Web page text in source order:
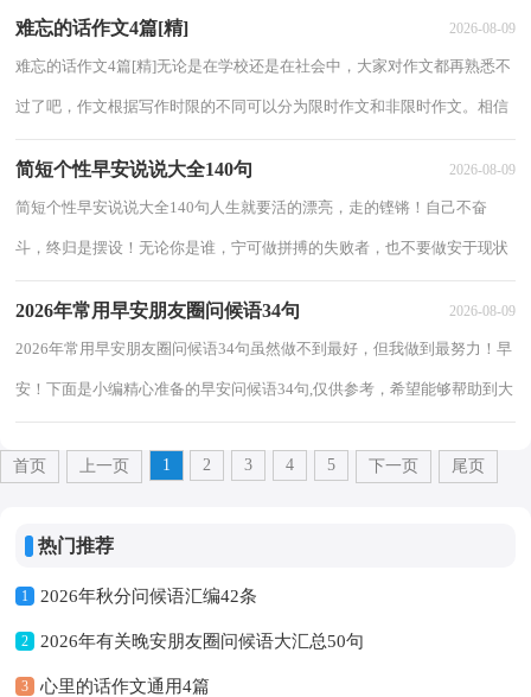
难忘的话作文4篇[精] 2026-08-09
难忘的话作文4篇[精]无论是在学校还是在社会中，大家对作文都再熟悉不
过了吧，作文根据写作时限的不同可以分为限时作文和非限时作文。相信
简短个性早安说说大全140句 2026-08-09
简短个性早安说说大全140句人生就要活的漂亮，走的铿锵！自己不奋
斗，终归是摆设！无论你是谁，宁可做拼搏的失败者，也不要做安于现状
2026年常用早安朋友圈问候语34句 2026-08-09
2026年常用早安朋友圈问候语34句虽然做不到最好，但我做到最努力！早
安！下面是小编精心准备的早安问候语34句,仅供参考，希望能够帮助到大
首页 上一页 1 2 3 4 5 下一页 尾页
热门推荐
1 2026年秋分问候语汇编42条
2 2026年有关晚安朋友圈问候语大汇总50句
3 心里的话作文通用4篇